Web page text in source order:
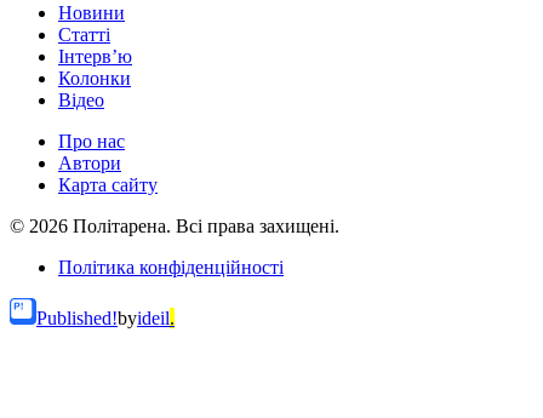
Новини
Статті
Інтерв’ю
Колонки
Відео
Про нас
Автори
Карта сайту
© 2026 Політарена. Всі права захищені.
Політика конфіденційності
Published!byideil.